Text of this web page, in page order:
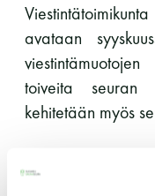
Lapsi alle 7 v.
11 saunomiskerran
3kk kortti - M / N
Vuosikortti - M / N
avataan
toiveita seuran
kehitetään myös
Johtokunta on
todennut sen